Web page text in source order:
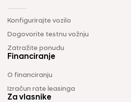
Konfigurirajte vozilo
Dogovorite testnu vožnju
Zatražite ponudu
Financiranje
O financiranju
Izračun rate leasinga
Za vlasnike